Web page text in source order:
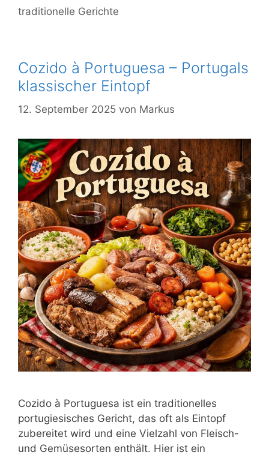
traditionelle Gerichte
Cozido à Portuguesa – Portugals
klassischer Eintopf
12. September 2025 von Markus
Cozido à Portuguesa ist ein traditionelles
portugiesisches Gericht, das oft als Eintopf
zubereitet wird und eine Vielzahl von Fleisch-
und Gemüsesorten enthält. Hier ist ein